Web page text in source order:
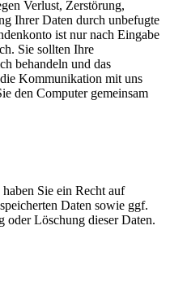
Verlust, Zerstörung,
Ihrer Daten durch unbefugte
ist nur nach Eingabe
Sie sollten Ihre
behandeln und das
Kommunikation mit uns
den Computer gemeinsam
Sie ein Recht auf
Daten sowie ggf.
oder Löschung dieser Daten.